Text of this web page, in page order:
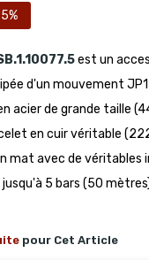
est un
d'un mouvement
acier de grande taille
en cuir véritable
mat avec de véritables
5 bars (50
pour Cet Article